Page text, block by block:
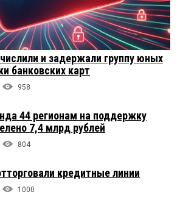
и задержали группу юных
банковских карт
958
44 регионам на поддержку
7,4 млрд рублей
804
кредитные линии
1000